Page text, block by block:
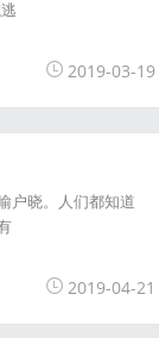
2019-03-19
户晓。人们都知道
2019-04-21